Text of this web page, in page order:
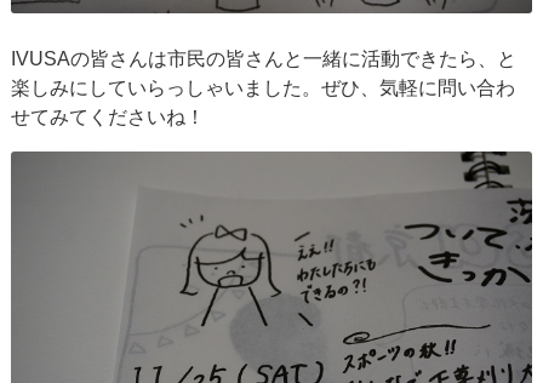
IVUSAの皆さんは市民の皆さんと一緒に活動できたら、と
楽しみにしていらっしゃいました。ぜひ、気軽に問い合わ
せてみてくださいね！